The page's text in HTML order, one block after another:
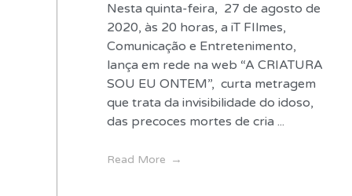
Nesta quinta-feira, 27 de agosto de
2020, às 20 horas, a iT FIlmes,
Comunicação e Entretenimento,
lança em rede na web “A CRIATURA
SOU EU ONTEM”, curta metragem
que trata da invisibilidade do idoso,
das precoces mortes de cria ...
Read More